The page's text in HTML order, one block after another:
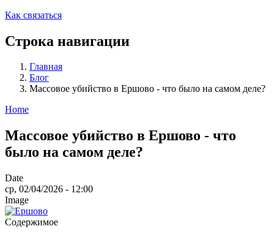
Как связаться
Строка навигации
Главная
Блог
Массовое убийство в Ершово - что было на самом деле?
Home
Массовое убийство в Ершово - что
было на самом деле?
Date
ср, 02/04/2026 - 12:00
Image
Содержимое